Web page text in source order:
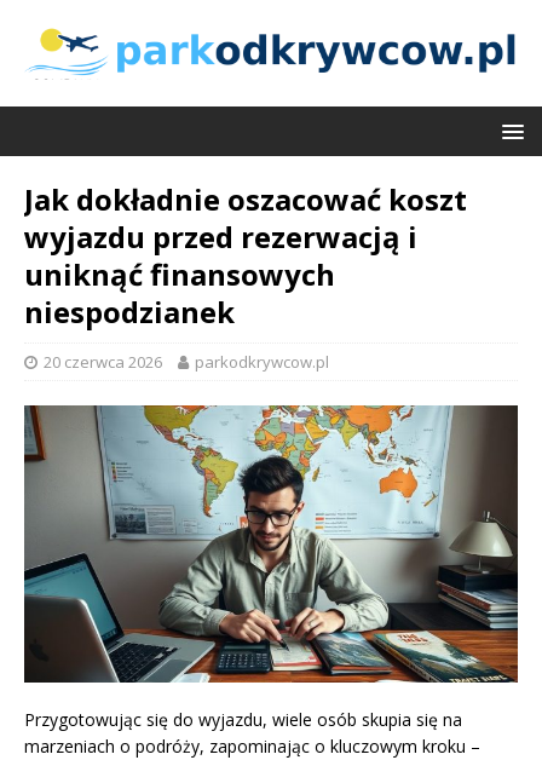
Jak dokładnie oszacować koszt
wyjazdu przed rezerwacją i
uniknąć finansowych
niespodzianek
20 czerwca 2026 parkodkrywcow.pl
Przygotowując się do wyjazdu, wiele osób skupia się na
marzeniach o podróży, zapominając o kluczowym kroku –